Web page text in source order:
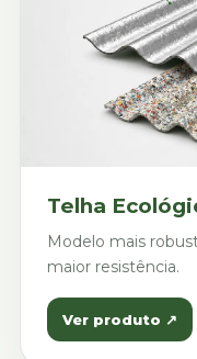
Telha
Modelo mais
maior resistência.
Ver produto ↗